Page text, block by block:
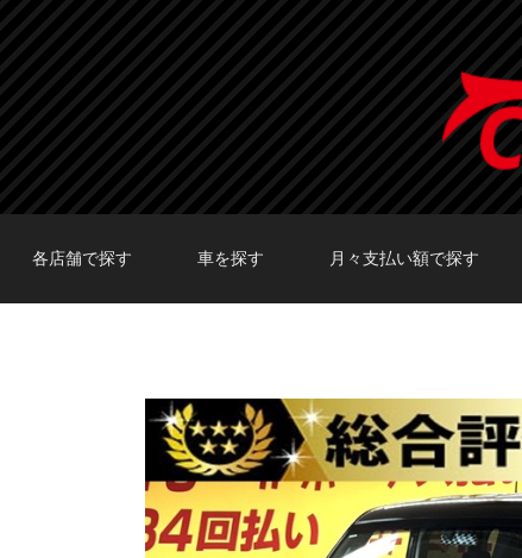
各店舗で探す 車を探す 月々支払い額で探す